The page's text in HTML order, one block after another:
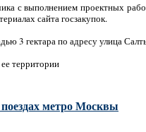
с выполнением проектных
сайта госзакупок.
3 гектара по адресу улица
территории
метро Москвы